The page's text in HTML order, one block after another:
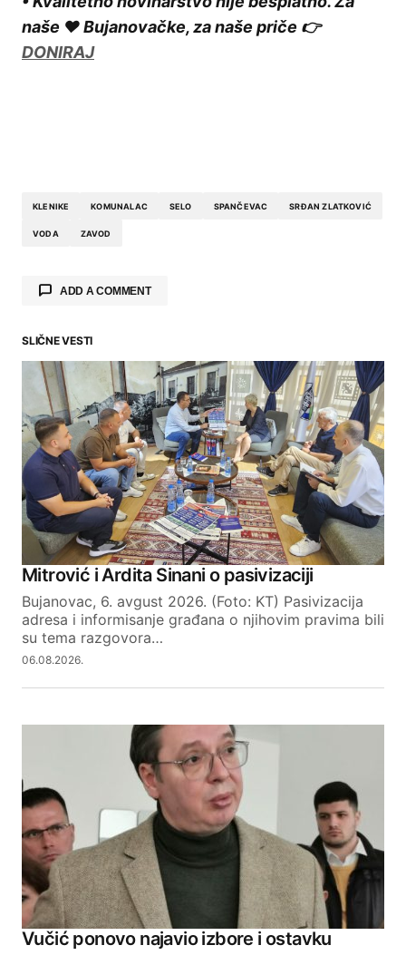
naše ❤️ Bujanovačke, za naše priče 👉
DONIRAJ
KLENIKE KOMUNALAC SELO SPANČEVAC SRĐAN ZLATKOVIĆ
VODA ZAVOD
ADD A COMMENT
Your email address will not be published.
Required fields are marked *
Comment*
Your Name
Your E-mail
SLIČNE VESTI
Mitrović i Ardita Sinani o pasivizaciji
Bujanovac, 6. avgust 2026. (Foto: KT) Pasivizacija
adresa i informisanje građana o njihovim pravima bili
su tema razgovora…
06.08.2026.
Vučić ponovo najavio izbore i ostavku